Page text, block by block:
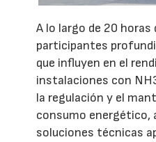
A lo largo de 20
participantes
que influyen en el
instalaciones con
la regulación y el
consumo energético,
soluciones técnicas